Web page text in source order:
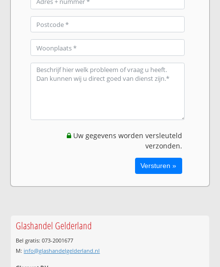
Uw gegevens worden versleuteld
verzonden.
Glashandel Gelderland
Bel gratis: 073-2001677
M: info@glashandelgelderland.nl